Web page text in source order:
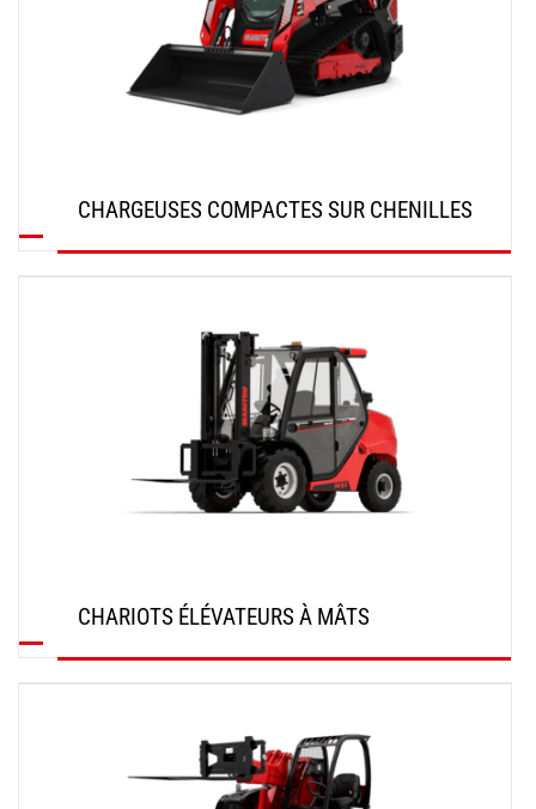
CHARGEUSES COMPACTES SUR CHENILLES
CHARIOTS ÉLÉVATEURS À MÂTS